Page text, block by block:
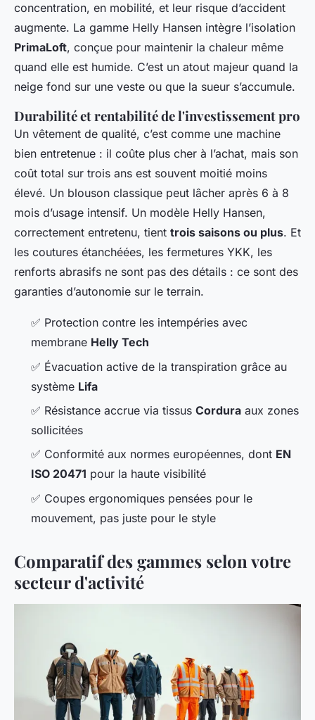
concentration, en mobilité, et leur risque d’accident
augmente. La gamme Helly Hansen intègre l’isolation
PrimaLoft, conçue pour maintenir la chaleur même
quand elle est humide. C’est un atout majeur quand la
neige fond sur une veste ou que la sueur s’accumule.
Durabilité et rentabilité de l'investissement pro
Un vêtement de qualité, c’est comme une machine
bien entretenue : il coûte plus cher à l’achat, mais son
coût total sur trois ans est souvent moitié moins
élevé. Un blouson classique peut lâcher après 6 à 8
mois d’usage intensif. Un modèle Helly Hansen,
correctement entretenu, tient trois saisons ou plus. Et
les coutures étanchéées, les fermetures YKK, les
renforts abrasifs ne sont pas des détails : ce sont des
garanties d’autonomie sur le terrain.
✅ Protection contre les intempéries avec
membrane Helly Tech
✅ Évacuation active de la transpiration grâce au
système Lifa
✅ Résistance accrue via tissus Cordura aux zones
sollicitées
✅ Conformité aux normes européennes, dont EN
ISO 20471 pour la haute visibilité
✅ Coupes ergonomiques pensées pour le
mouvement, pas juste pour le style
Comparatif des gammes selon votre
secteur d'activité